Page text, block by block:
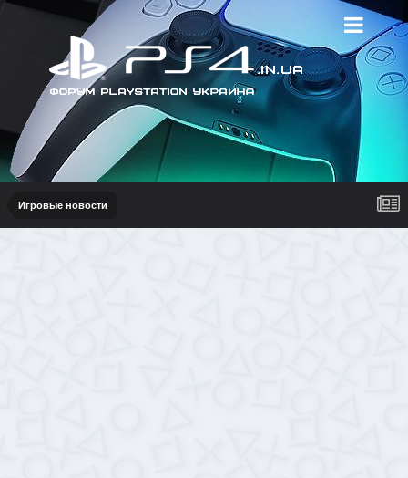
Игровые новости